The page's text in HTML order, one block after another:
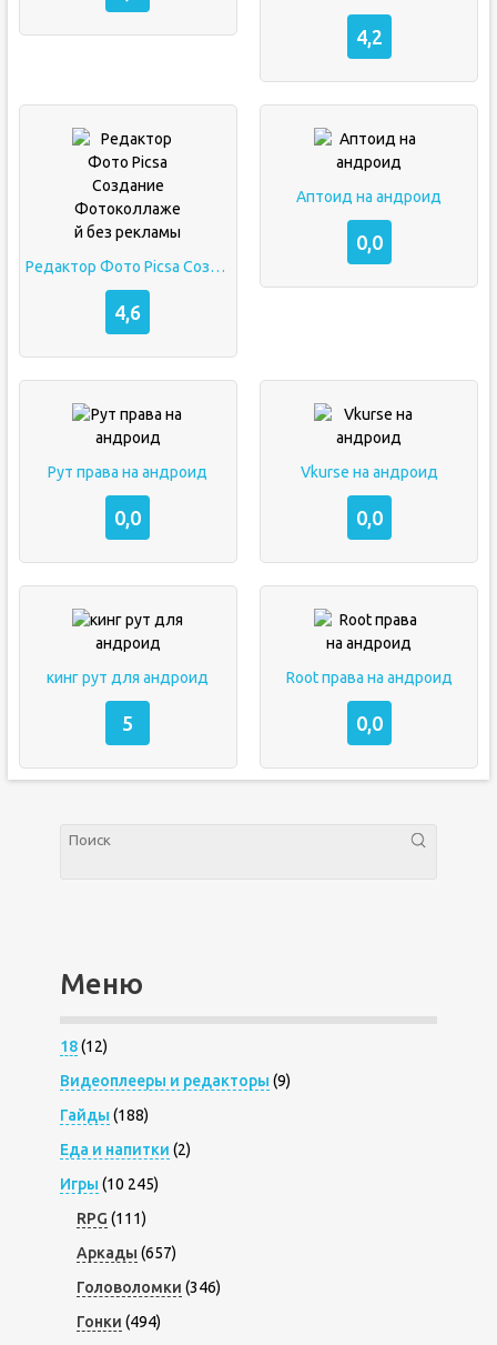
4,2
Редактор Фото Picsa Создание Фотоколлажей без рекламы
4,6
Аптоид на андроид
0,0
Рут права на андроид
0,0
Vkurse на андроид
0,0
кинг рут для андроид
5
Root права на андроид
0,0
Меню
18(12)
Видеоплееры и редакторы (9)
Гайды (188)
Еда и напитки (2)
Игры (10 245)
RPG (111)
Аркады (657)
Головоломки (346)
Гонки (494)